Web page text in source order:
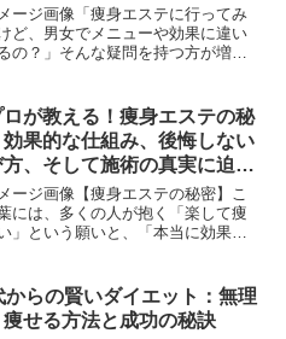
ージ画像「痩身エステに行ってみ
ど、男女でメニューや効果に違い
の？」そんな疑問を持つ方が増え
テ」も一般化し、カップルや夫婦
ケースも珍しくあり...
が教える！痩身エステの秘
果的な仕組み、後悔しない
、そして施術の真実に迫る
説✨
ージ画像【痩身エステの秘密】こ
には、多くの人が抱く「楽して痩
」という願いと、「本当に効果が
かなか落ちない「セルライト」や
痩せ」の悩みを抱えて...
からの賢いダイエット：無理
せる方法と成功の秘訣